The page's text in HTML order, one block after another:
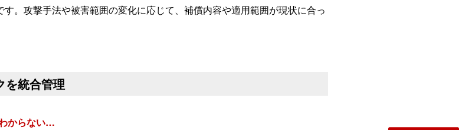
。攻撃手法や被害範囲の変化に応じて、補償内容や適用範囲が現状に合っ
を統合管理
からない…